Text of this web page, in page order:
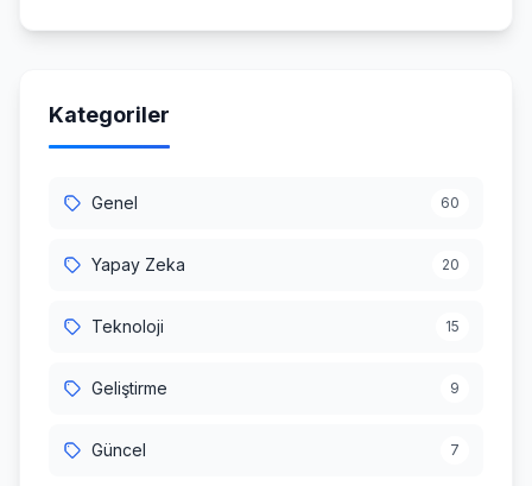
Kategoriler
Genel 60
Yapay Zeka 20
Teknoloji 15
Geliştirme 9
Güncel 7